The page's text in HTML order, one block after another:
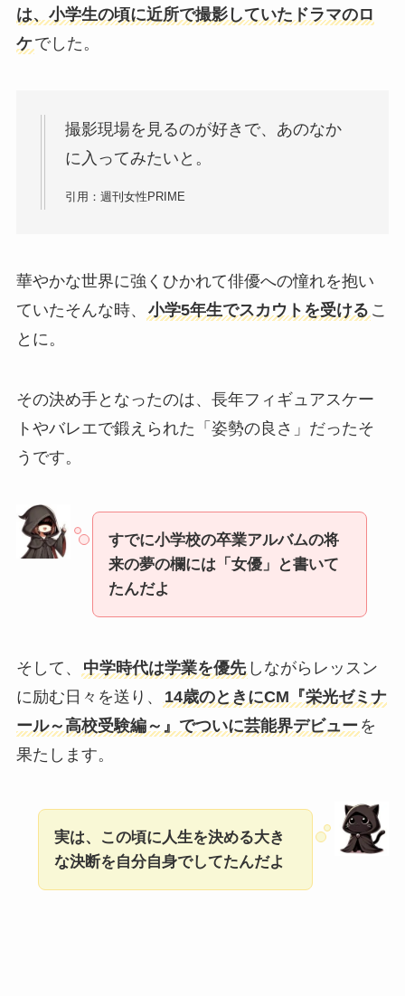
は、小学生の頃に近所で撮影していたドラマのロ
ケでした。
撮影現場を見るのが好きで、あのなか
に入ってみたいと。
引用：週刊女性PRIME
華やかな世界に強くひかれて俳優への憧れを抱い
ていたそんな時、
小学5年生でスカウトを受ける こ
とに。
その決め手となったのは、長年フィギュアスケー
トやバレエで鍛えられた「姿勢の良さ」だったそ
うです。
すでに小学校の卒業アルバムの将
来の夢の欄には「女優」と書いて
たんだよ
そして、 中学時代は学業を優先 しながらレッスン
に励む日々を送り、
14歳のときにCM『栄光ゼミナ
ール～高校受験編～』でついに芸能界デビュー を
果たします。
実は、この頃に人生を決める大き
な決断を自分自身でしてたんだよ